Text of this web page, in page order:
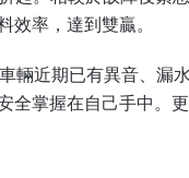
效率，達到雙贏。
輛近期已有異音、漏
全掌握在自己手中。